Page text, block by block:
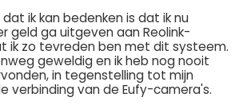
ik kan bedenken is dat ik nu
geld ga uitgeven aan Reolink-
ik zo tevreden ben met dit systeem.
geweldig en ik heb nog nooit
in tegenstelling tot mijn
verbinding van de Eufy-camera's.